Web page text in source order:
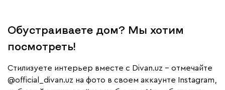
Обустраиваете дом? Мы хотим
посмотреть!
Cтилизуете интерьер вместе с Divan.uz – отмечайте
@official_divan.uz на фото в своем аккаунте Instagram,